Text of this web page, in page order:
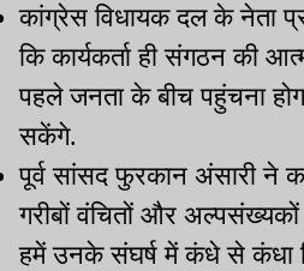
कांग्रेस विधायक दल के नेता
कि कार्यकर्ता ही संगठन की
पहले जनता के बीच पहुंचना
सकेंगे.
पूर्व सांसद फुरकान अंसारी ने
गरीबों वंचितों और
हमें उनके संघर्ष में कंधे से कंधा